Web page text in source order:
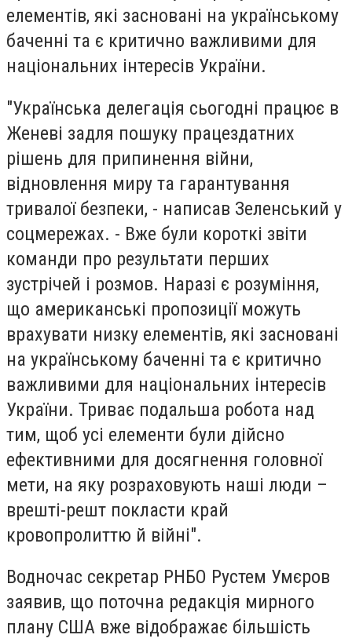
елементів, які засновані на українському
баченні та є критично важливими для
національних інтересів України.
"Українська делегація сьогодні працює в
Женеві задля пошуку працездатних
рішень для припинення війни,
відновлення миру та гарантування
тривалої безпеки, - написав Зеленський у
соцмережах. - Вже були короткі звіти
команди про результати перших
зустрічей і розмов. Наразі є розуміння,
що американські пропозиції можуть
врахувати низку елементів, які засновані
на українському баченні та є критично
важливими для національних інтересів
України. Триває подальша робота над
тим, щоб усі елементи були дійсно
ефективними для досягнення головної
мети, на яку розраховують наші люди –
врешті-решт покласти край
кровопролиттю й війні".
Водночас секретар РНБО Рустем Умєров
заявив, що поточна редакція мирного
плану США вже відображає більшість